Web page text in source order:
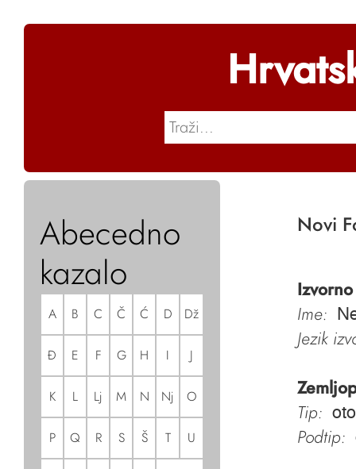
Abecedno
kazalo
A B C Č Ć D Dž
Đ E F G H I J
K L Lj M N Nj O
P Q R S Š T U
Novi
Ime:
Jezik
Tip:
Podtip: